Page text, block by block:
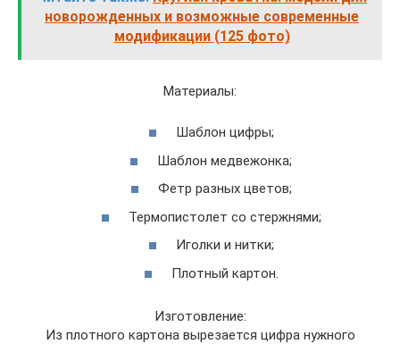
новорожденных и возможные современные
модификации (125 фото)
Материалы:
Шаблон цифры;
Шаблон медвежонка;
Фетр разных цветов;
Термопистолет со стержнями;
Иголки и нитки;
Плотный картон.
Изготовление:
Из плотного картона вырезается цифра нужного